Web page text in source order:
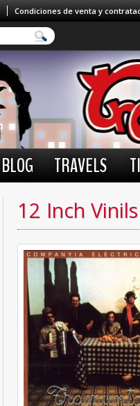
Condiciones de venta y
BLOG TRAVELS
12 Inch Vinils